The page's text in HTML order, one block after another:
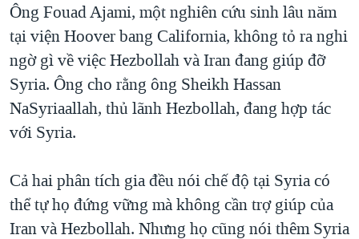
Ông Fouad Ajami, một nghiên cứu sinh lâu năm
tại viện Hoover bang California, không tỏ ra nghi
ngờ gì về việc Hezbollah và Iran đang giúp đỡ
Syria. Ông cho rằng ông Sheikh Hassan
NaSyriaallah, thủ lãnh Hezbollah, đang hợp tác
với Syria.
Cả hai phân tích gia đều nói chế độ tại Syria có
thể tự họ đứng vững mà không cần trợ giúp của
Iran và Hezbollah. Nhưng họ cũng nói thêm Syria